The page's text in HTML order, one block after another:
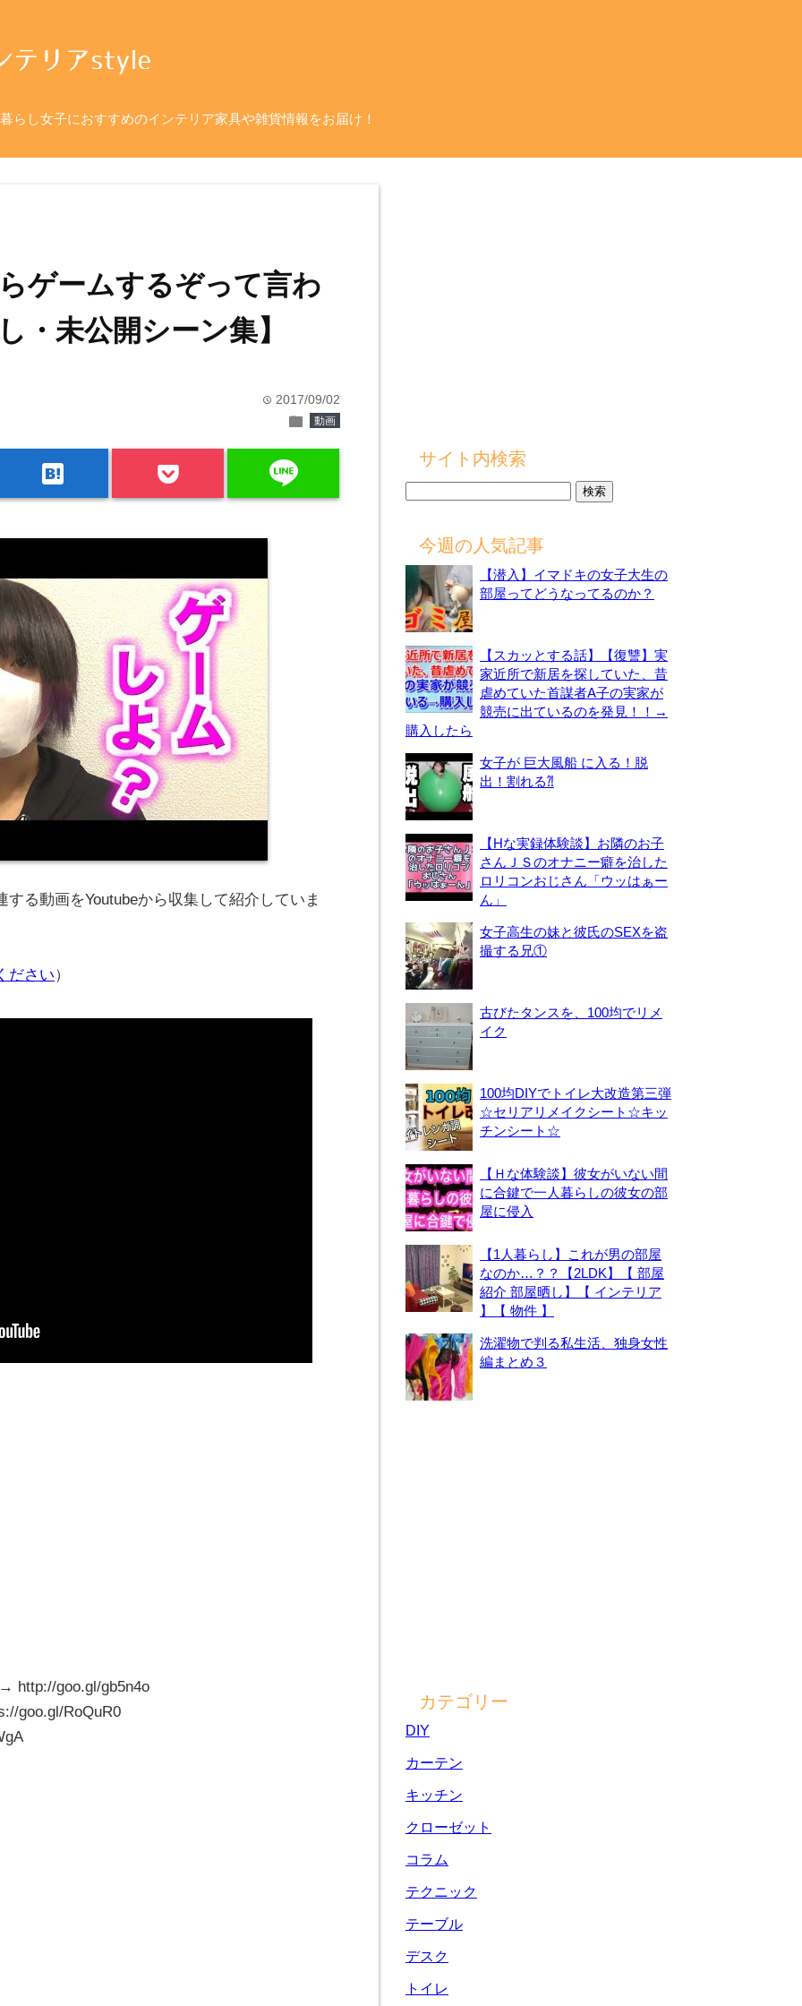
らし女子におすすめのインテリア家具や雑貨情報をお届け！
ゲームするぞって言わ
・未公開シーン集】
time 2017/09/02
folder 動画
hatenabookmark line
る動画をYoutubeから収集して紹介していま
ださい）
http://goo.gl/gb5n4o
goo.gl/RoQuR0
サイト内検索
今週の人気記事
【潜入】イマドキの女子大生の
部屋ってどうなってるのか？
【スカッとする話】【復讐】実
家近所で新居を探していた、昔
虐めていた首謀者A子の実家が
競売に出ているのを発見！！→
購入したら
女子が 巨大風船 に入る！脱
出！割れる⁈
【Hな実録体験談】お隣のお子
さんＪＳのオナニー癖を治した
ロリコンおじさん「ウッはぁー
ん」
女子高生の妹と彼氏のSEXを盗
撮する兄①
古びたタンスを、100均でリメ
イク
100均DIYでトイレ大改造第三弾
☆セリアリメイクシート☆キッ
チンシート☆
【Ｈな体験談】彼女がいない間
に合鍵で一人暮らしの彼女の部
屋に侵入
【1人暮らし】これが男の部屋
なのか…？？【2LDK】【 部屋
紹介 部屋晒し】【 インテリア
】【 物件 】
洗濯物で判る私生活、独身女性
編まとめ３
カテゴリー
DIY
カーテン
キッチン
クローゼット
コラム
テクニック
テーブル
デスク
トイレ